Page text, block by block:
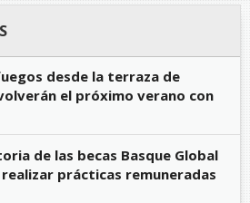
desde la terraza de
el próximo verano con
de las becas Basque Global
prácticas remuneradas